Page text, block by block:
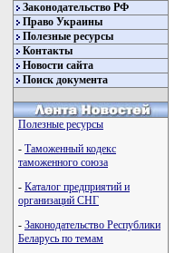
Законодательство РФ
Право Украины
Полезные ресурсы
Контакты
Новости сайта
Поиск документа
Полезные ресурсы
- Таможенный кодекс
таможенного союза
- Каталог предприятий и
организаций СНГ
- Законодательство Республики
Беларусь по темам